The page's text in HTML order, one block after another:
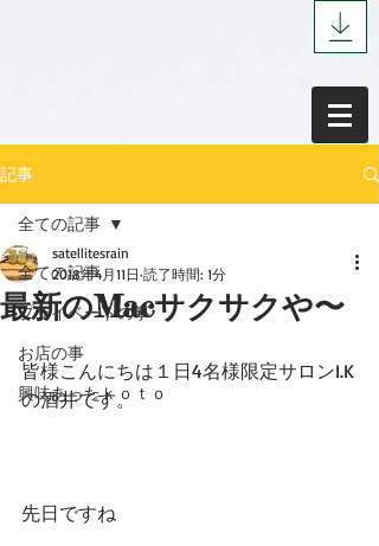
記事
全ての記事
プライベートの事
お店の事
興味あったｋｏｔｏ
全ての記事
最新のMacサクサクや〜
satellitesrain
2018年4月11日 読了時間: 1分
皆様こんにちは１日4名様限定サロンI.K
の酒井です。
先日ですね